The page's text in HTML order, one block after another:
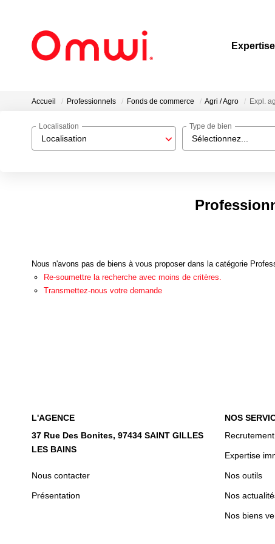
Accueil Professionnels Fonds de commerce Agri / Agro Expl.
Localisation
Localisation
Sélectionnez...
Type de bien
Nous n'avons pas de biens à vous proposer dans la catégorie
Re-soumettre la recherche avec moins de critères.
Transmettez-nous votre demande
L'AGENCE
37 Rue Des Bonites, 97434 SAINT GILLES
LES BAINS
Nous contacter
Présentation
NOS
Recrutement
Expertise
Nos outils
Nos
Nos biens